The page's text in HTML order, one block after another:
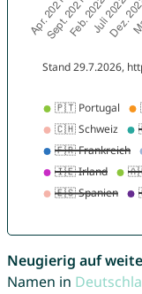
Neugierig auf
Namen in